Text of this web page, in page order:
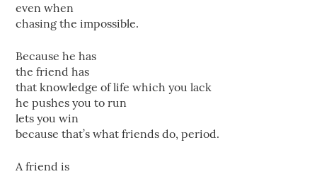
even when
chasing the impossible.
Because he has
the friend has
that knowledge of life which you lack
he pushes you to run
lets you win
because that’s what friends do, period.
A friend is